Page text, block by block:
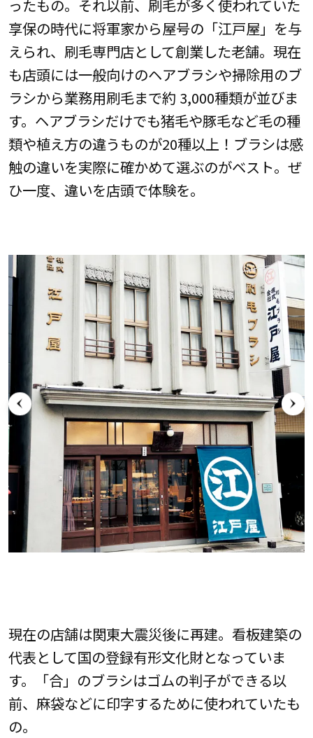
ったもの。それ以前、刷毛が多く使われていた
享保の時代に将軍家から屋号の「江戸屋」を与
えられ、刷毛専門店として創業した老舗。現在
も店頭には一般向けのヘアブラシや掃除用のブ
ラシから業務用刷毛まで約 3,000種類が並びま
す。ヘアブラシだけでも猪毛や豚毛など毛の種
類や植え方の違うものが20種以上！ブラシは感
触の違いを実際に確かめて選ぶのがベスト。ぜ
ひ一度、違いを店頭で体験を。
現在の店舗は関東大震災後に再建。看板建築の
代表として国の登録有形文化財となっていま
す。「合」のブラシはゴムの判子ができる以
前、麻袋などに印字するために使われていたも
の。